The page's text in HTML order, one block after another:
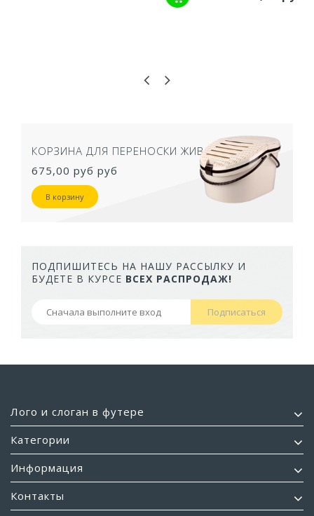
КОРЗИНА ДЛЯ ПЕРЕНОСКИ ЖИВОТНЫХ
675,00 руб руб
В корзину
ПОДПИШИТЕСЬ НА НАШУ РАССЫЛКУ И
БУДЕТЕ В КУРСЕ ВСЕХ РАСПРОДАЖ!
Подписаться
Лого и слоган в футере
Категории
Информация
Контакты